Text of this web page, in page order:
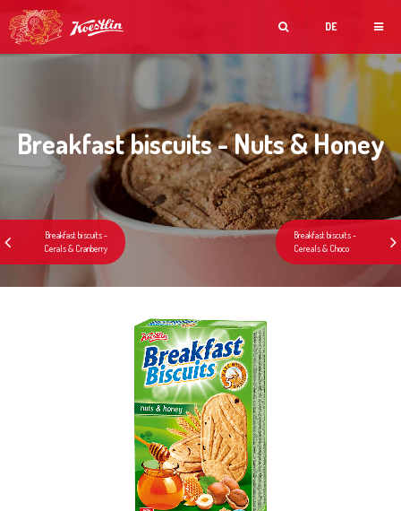
DE
Breakfast biscuits - Nuts & Honey